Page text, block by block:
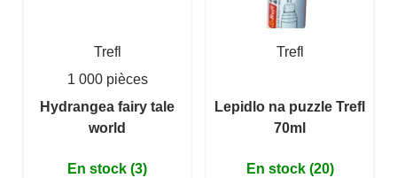
Trefl
1 000 pièces
Hydrangea fairy tale
world
En stock (3)
Trefl
Lepidlo na puzzle Trefl
70ml
En stock (20)